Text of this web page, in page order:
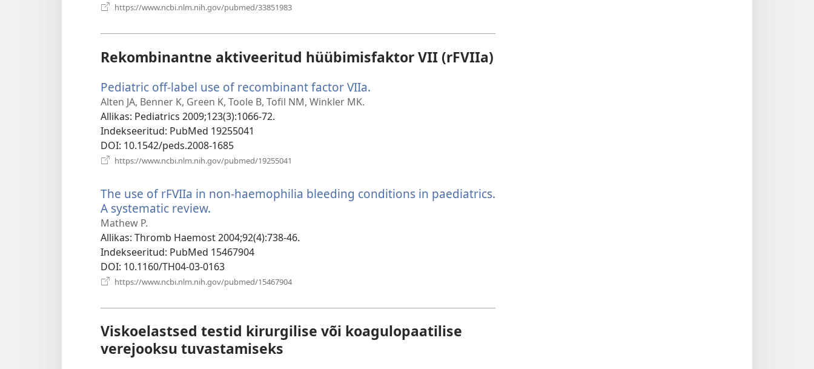
https://www.ncbi.nlm.nih.gov/pubmed/33851983
Rekombinantne aktiveeritud hüübimisfaktor VII (rFVIIa)
Pediatric off-label use of recombinant factor VIIa.
Alten JA, Benner K, Green K, Toole B, Tofil NM, Winkler MK.
Allikas‎: Pediatrics 2009;123(3):1066-72.
Indekseeritud‎: PubMed 19255041
DOI‎: 10.1542/peds.2008-1685
https://www.ncbi.nlm.nih.gov/pubmed/19255041
The use of rFVIIa in non-haemophilia bleeding conditions in paediatrics.
A systematic review.
akna)
Mathew P.
Allikas‎: Thromb Haemost 2004;92(4):738-46.
Indekseeritud‎: PubMed 15467904
DOI‎: 10.1160/TH04-03-0163
https://www.ncbi.nlm.nih.gov/pubmed/15467904
Viskoelastsed testid kirurgilise või koagulopaatilise
verejooksu tuvastamiseks